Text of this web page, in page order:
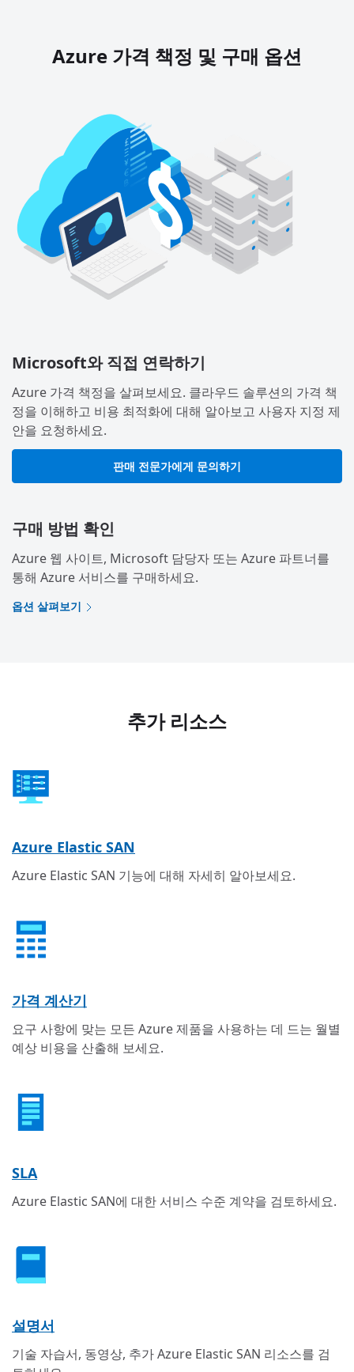
Azure 가격 책정 및 구매 옵션
Microsoft와 직접 연락하기
Azure 가격 책정을 살펴보세요. 클라우드 솔루션의 가격 책
정을 이해하고 비용 최적화에 대해 알아보고 사용자 지정 제
안을 요청하세요.
판매 전문가에게 문의하기
구매 방법 확인
Azure 웹 사이트, Microsoft 담당자 또는 Azure 파트너를
통해 Azure 서비스를 구매하세요.
옵션 살펴보기
추가 리소스
Azure Elastic SAN
Azure Elastic SAN 기능에 대해 자세히 알아보세요.
가격 계산기
요구 사항에 맞는 모든 Azure 제품을 사용하는 데 드는 월별
예상 비용을 산출해 보세요.
SLA
Azure Elastic SAN에 대한 서비스 수준 계약을 검토하세요.
설명서
기술 자습서, 동영상, 추가 Azure Elastic SAN 리소스를 검